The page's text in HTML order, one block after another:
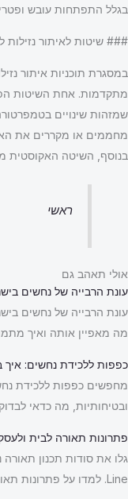
בגלל התפתחות עובש
### שיטות לאיתור נזילות
במסגרת תוכניות איתור
מתקדמות. אחת השיטות
שמזהות שינויים
מחממים או מקררים את
בנוסף, השיטה האקוסטית
ראשי
אולי תאהב גם
עונת הרבייה של נחשים
עונת הרבייה של נחשים
מה מאפיין אותה ואיך
כפפות ללכידת נחשים: איך
מחפשים כפפות ללכידת
ובטיחותיות, מה כדאי
פתרונות תאורה לבית
Line. למדו על פתרונות תאורה חכמים וכיצד ליצור אווירה מושלמת.